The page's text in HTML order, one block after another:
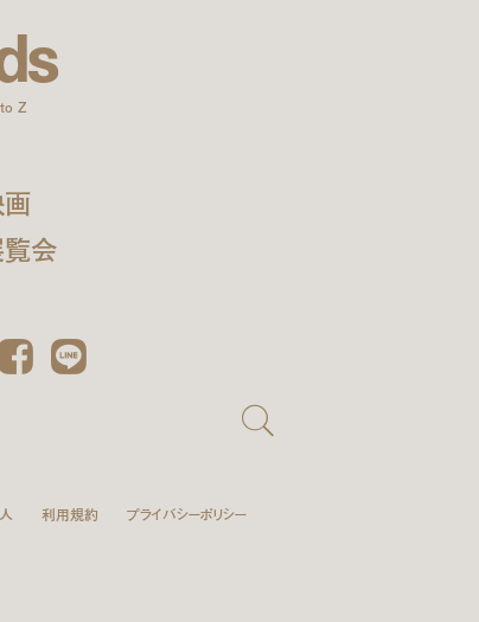
s
to Z
会
LINE
利用規約 プライバシーポリシー